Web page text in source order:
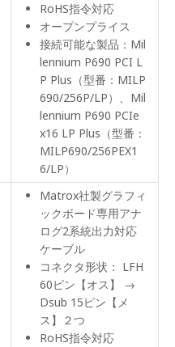
RoHS指令対応
オープンプライス
接続可能な製品：Mil
lennium P690 PCI L
P Plus（型番：MILP
690/256P/LP）、Mil
lennium P690 PCIe
x16 LP Plus（型番：
MILP690/256PEX1
6/LP）
Matrox社製グラフィ
ックボード専用アナ
ログ2系統出力対応
ケーブル
コネクタ形状： LFH
60ピン【オス】 →
Dsub 15ピン【メ
ス】２つ
RoHS指令対応